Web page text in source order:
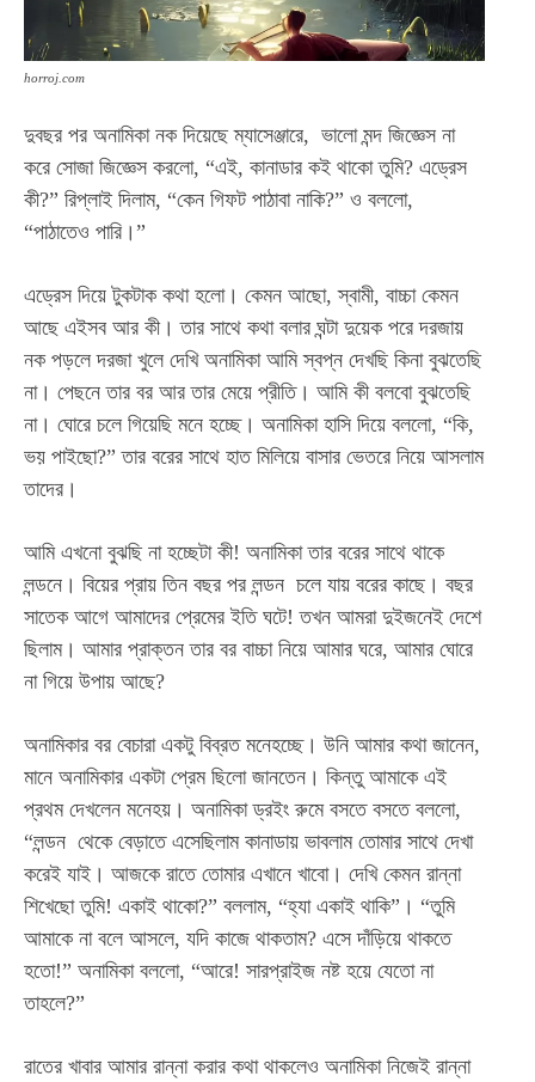
horroj.com
দুবছর পর অনামিকা নক দিয়েছে ম্যাসেঞ্জারে, ভালো মন্দ জিজ্ঞেস না
করে সোজা জিজ্ঞেস করলো, “এই, কানাডার কই থাকো তুমি? এড্রেস
কী?” রিপ্লাই দিলাম, “কেন গিফট পাঠাবা নাকি?” ও বললো,
“পাঠাতেও পারি।”
এড্রেস দিয়ে টুকটাক কথা হলো। কেমন আছো, স্বামী, বাচ্চা কেমন
আছে এইসব আর কী।তার সাথে কথা বলার ঘন্টা দুয়েক পরে দরজায়
নক পড়লে দরজা খুলে দেখি অনামিকা আমি স্বপ্ন দেখছি কিনা বুঝতেছি
না। পেছনে তার বর আর তার মেয়ে প্রীতি। আমি কী বলবো বুঝতেছি
না। ঘোরে চলে গিয়েছি মনে হচ্ছে। অনামিকা হাসি দিয়ে বললো, “কি,
ভয় পাইছো?”তার বরের সাথে হাত মিলিয়ে বাসার ভেতরে নিয়ে আসলাম
তাদের।
আমি এখনো বুঝছি না হচ্ছেটা কী! অনামিকা তার বরের সাথে থাকে
লন্ডনে। বিয়ের প্রায় তিন বছর পর লন্ডন চলে যায় বরের কাছে। বছর
সাতেক আগে আমাদের প্রেমের ইতি ঘটে! তখন আমরা দুইজনেই দেশে
ছিলাম। আমার প্রাক্তন তার বর বাচ্চা নিয়ে আমার ঘরে, আমার ঘোরে
না গিয়ে উপায় আছে?
অনামিকার বর বেচারা একটু বিব্রত মনেহচ্ছে। উনি আমার কথা জানেন,
মানে অনামিকার একটা প্রেম ছিলো জানতেন। কিন্তু আমাকে এই
প্রথম দেখলেন মনেহয়। অনামিকা ড্রইং রুমে বসতে বসতে বললো,
“লন্ডন থেকে বেড়াতে এসেছিলাম কানাডায় ভাবলাম তোমার সাথে দেখা
করেই যাই। আজকে রাতে তোমার এখানে খাবো। দেখি কেমন রান্না
শিখেছো তুমি! একাই থাকো?” বললাম, “হ্যা একাই থাকি”। “তুমি
আমাকে না বলে আসলে, যদি কাজে থাকতাম? এসে দাঁড়িয়ে থাকতে
হতো!” অনামিকা বললো, “আরে! সারপ্রাইজ নষ্ট হয়ে যেতো না
তাহলে?”
রাতের খাবার আমার রান্না করার কথা থাকলেও অনামিকা নিজেই রান্না